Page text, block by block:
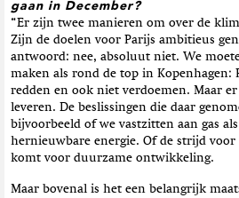
gaan in December?
“Er zijn twee manieren om over de
Zijn de doelen voor Parijs ambitieus
antwoord: nee, absoluut niet. We
maken als rond de top in Kopenhagen:
redden en ook niet verdoemen. Maar
leveren. De beslissingen die daar
bijvoorbeeld of we vastzitten aan gas
hernieuwbare energie. Of de strijd voor
komt voor duurzame ontwikkeling.
Maar bovenal is het een belangrijk